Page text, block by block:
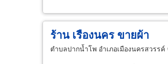
ร้าน เรืองนคร ขายผ้า
ตำบลปากน้ำโพ อำเภอเมืองนครสวรร